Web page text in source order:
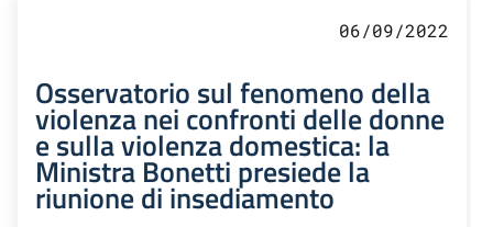
06/09/2022
Osservatorio sul fenomeno della
violenza nei confronti delle donne
e sulla violenza domestica: la
Ministra Bonetti presiede la
riunione di insediamento